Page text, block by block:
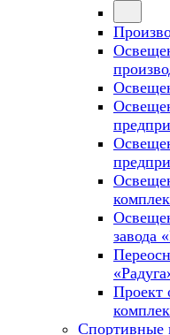
завода
Проект
Спортивные